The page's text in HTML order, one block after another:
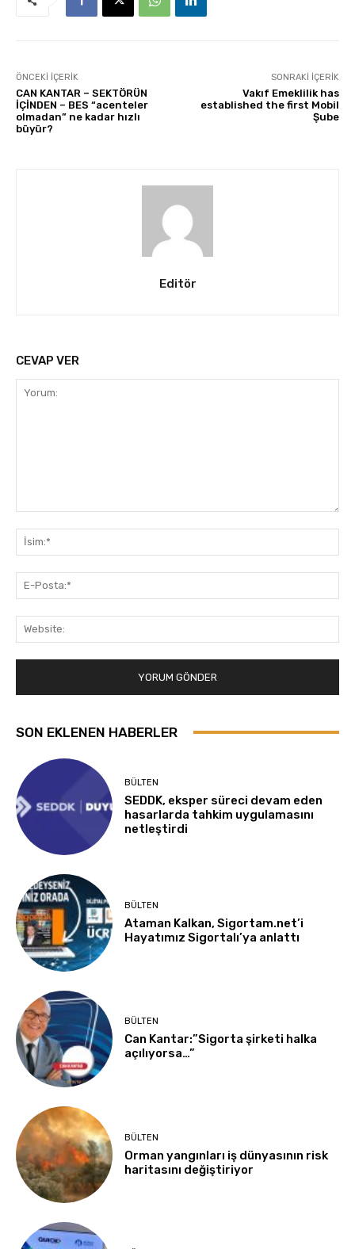
ÖNCEKI İÇERIK
CAN KANTAR – SEKTÖRÜN
İÇİNDEN – BES “acenteler
olmadan” ne kadar hızlı
büyür?
SONRAKI İÇERIK
Vakıf Emeklilik has
established the first Mobil
Şube
Editör
CEVAP VER
SON EKLENEN HABERLER
BÜLTEN
SEDDK, eksper süreci devam eden
hasarlarda tahkim uygulamasını
netleştirdi
BÜLTEN
Ataman Kalkan, Sigortam.net’i
Hayatımız Sigortalı’ya anlattı
BÜLTEN
Can Kantar:”Sigorta şirketi halka
açılıyorsa…”
BÜLTEN
Orman yangınları iş dünyasının risk
haritasını değiştiriyor